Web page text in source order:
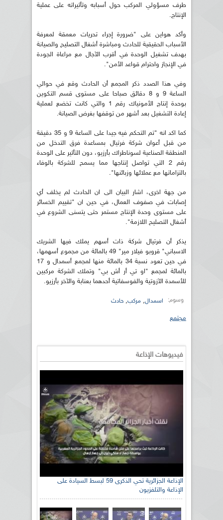
طرف مسؤولي المركب حول أسبابه وثأثيراته على عملية
الإنتاج.
وأكد هواين على "ضرورة إجراء تحريات معمقة لمعرفة
الأسباب الحقيقية للحادث ومباشرة أشغال التصليح والصيانة
بهدف تشغيل الوحدة في أقرب الآجال مع مراعاة الجودة
في الإنجاز واحترام قواعد الأمن".
وفي هذا الصدد ذكر المجمع أن الحادث وقع في حوالي
الساعة 9 و 8 دقائق صباحا على مستوى قسم التكوين
بوحدة إنتاج الأمونياك رقم 1 والتي كانت تخضع لعملية
إعادة التشغيل بعد أشهر من توقفها بغرض الصيانة.
كما اكد انه "تم التحكم فيه جيدا على الساعة 9 و 35 دقيقة
من قبل أعوان شركة فرتيال بمساعدة فرق التدخل من
المنطقة الصناعية لسوناطراك بأرزيو، دون التأثير على الوحدة
رقم 2 التي تواصل إنتاجها مما يسمح للشركة بالوفاء
بالتزاماتها مع عملائها وزبائنها".
من جهة اخرى، اشار البيان الى ان الحادث لم يخلف أي
إصابات في صفوف العمال، في حين ان "تقييم الخسائر
على مستوى وحدة الإنتاج مستمر حتى يتسنى الشروع في
أشغال التصليح اللازمة".
يذكر أن فرتيال شركة ذات أسهم يملك فيها الشريك
الاسباني" قروبو فيلار مير" 49 بالمائة من مجموع أسهمها،
في حين تعود نسبة 34 بالمائة منها لمجمع أسمدال و 17
بالمائة لمجمع "او تي أر أش بي" وتملك الشركة مركبين
للأسمدة الآزوتية والفوسفاتية أحدهما بعنابة والآخر بأرزيو.
وسوم: اسمدال, مركب, حادث
مجتمع
فيديوهات الإذاعة
الإذاعة الجزائرية تحي الذكرى 59 لبسط السيادة على
الإذاعة والتلفزيون